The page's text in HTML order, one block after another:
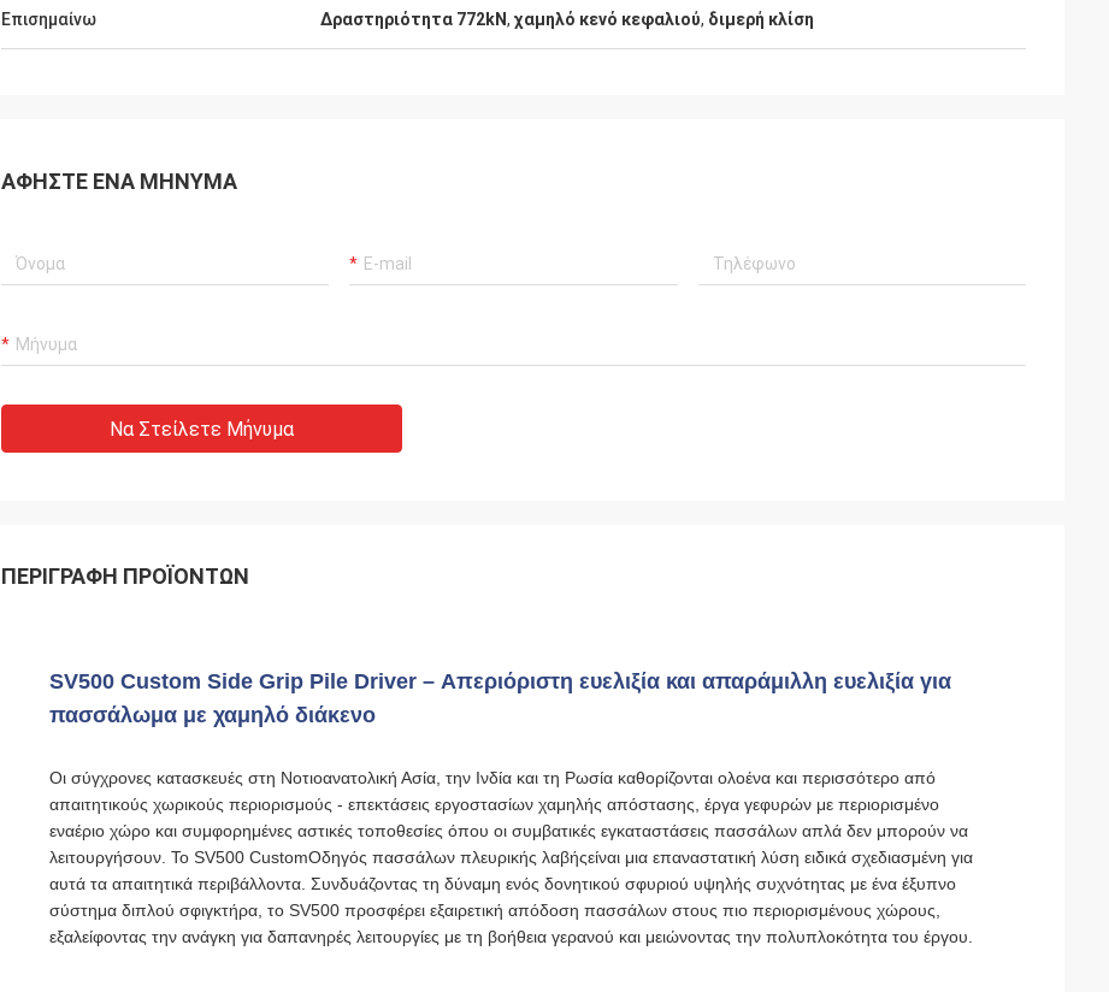
Επισημαίνω Δραστηριότητα 772kN, χαμηλό κενό κεφαλιού, διμερή κλίση
ΑΦΉΣΤΕ ΈΝΑ ΜΉΝΥΜΑ
Να Στείλετε Μήνυμα
ΠΕΡΙΓΡΑΦΉ ΠΡΟΪΌΝΤΩΝ
SV500 Custom Side Grip Pile Driver – Απεριόριστη ευελιξία και απαράμιλλη ευελιξία για
πασσάλωμα με χαμηλό διάκενο
Οι σύγχρονες κατασκευές στη Νοτιοανατολική Ασία, την Ινδία και τη Ρωσία καθορίζονται ολοένα και περισσότερο από
απαιτητικούς χωρικούς περιορισμούς - επεκτάσεις εργοστασίων χαμηλής απόστασης, έργα γεφυρών με περιορισμένο
εναέριο χώρο και συμφορημένες αστικές τοποθεσίες όπου οι συμβατικές εγκαταστάσεις πασσάλων απλά δεν μπορούν να
λειτουργήσουν. Το SV500 CustomΟδηγός πασσάλων πλευρικής λαβήςείναι μια επαναστατική λύση ειδικά σχεδιασμένη για
αυτά τα απαιτητικά περιβάλλοντα. Συνδυάζοντας τη δύναμη ενός δονητικού σφυριού υψηλής συχνότητας με ένα έξυπνο
σύστημα διπλού σφιγκτήρα, το SV500 προσφέρει εξαιρετική απόδοση πασσάλων στους πιο περιορισμένους χώρους,
εξαλείφοντας την ανάγκη για δαπανηρές λειτουργίες με τη βοήθεια γερανού και μειώνοντας την πολυπλοκότητα του έργου.